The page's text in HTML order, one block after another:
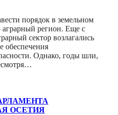
порядок в земельном
регион. Еще с
сектор возлагались
обеспечения
Однако, годы шли,
ОСЕТИЯ